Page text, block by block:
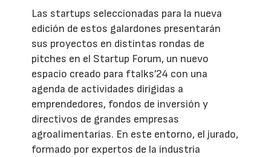
Las startups seleccionadas para la nueva
edición de estos galardones presentarán
sus proyectos en distintas rondas de
pitches en el Startup Forum, un nuevo
espacio creado para ftalks’24 con una
agenda de actividades dirigidas a
emprendedores, fondos de inversión y
directivos de grandes empresas
agroalimentarias. En este entorno, el jurado,
formado por expertos de la industria